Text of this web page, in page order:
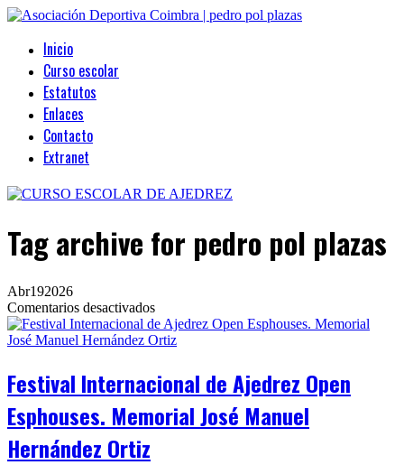
Inicio
Curso escolar
Estatutos
Enlaces
Contacto
Extranet
Tag archive for pedro pol plazas
Abr192026
Comentarios desactivadosen
Festival
Internacional
Open
Memorial
Festival Internacional de Ajedrez Open
Esphouses. Memorial José Manuel
Hernández Ortiz